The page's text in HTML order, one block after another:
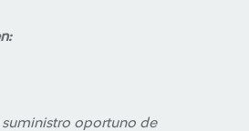
suministro oportuno de